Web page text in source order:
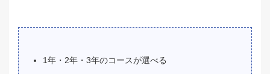
1年・2年・3年のコースが選べる